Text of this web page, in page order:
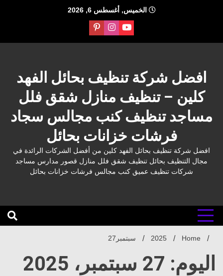
الخميس, أغسطس 6, 2026
افضل شركة تنظيف بحائل الفهد
كلين – تنظيف منازل شقق فلل
مساجد تنظيف كنب مجالس سجاد
فرشات خزانات بحائل
افضل شركة تنظيف بحائل الفهد كلين من أفضل الشركات الرائدة في
مجال التنظيف بحائل تنظيف شقق فلل منازل قصور مدارس مساجد
شركات تنظيف عميق كنب مجالس فرشات خزانات بحائل
Home
2025 سبتمبر 27
اليوم: 27 سبتمبر، 2025